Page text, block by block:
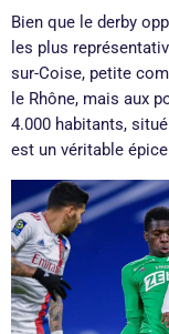
Bien que le derby
les plus
sur-Coise, petite
le Rhône, mais aux
4.000 habitants,
est un véritable